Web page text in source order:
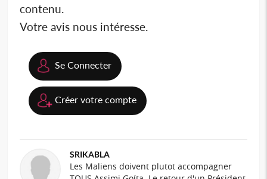
contenu.
Votre avis nous intéresse.
Se Connecter
Créer votre compte
SRIKABLA
Les Maliens doivent plutot accompagner